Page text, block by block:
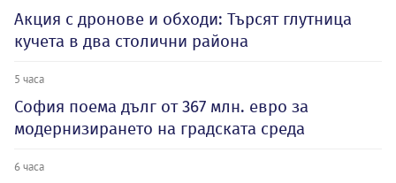
Акция с дронове и обходи: Търсят глутница
кучета в два столични района
5 часа
София поема дълг от 367 млн. евро за
модернизирането на градската среда
6 часа